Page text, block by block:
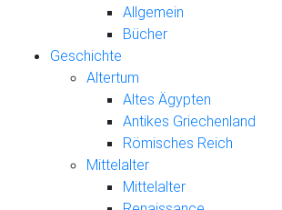
Allgemein
Bücher
Geschichte
Altertum
Altes Ägypten
Antikes Griechenland
Römisches Reich
Mittelalter
Mittelalter